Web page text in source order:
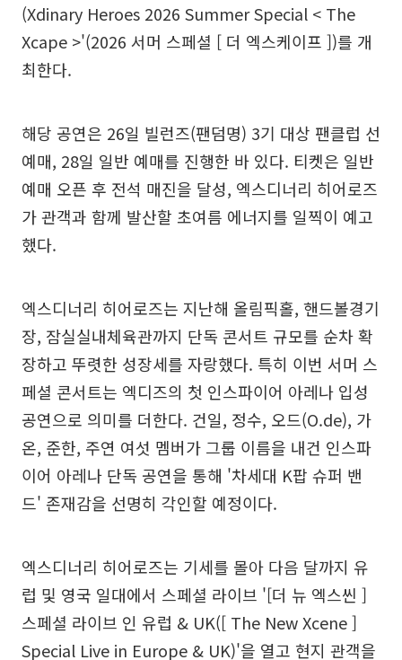
(Xdinary Heroes 2026 Summer Special < The
Xcape >'(2026 서머 스페셜 [ 더 엑스케이프 ])를 개
최한다.
해당 공연은 26일 빌런즈(팬덤명) 3기 대상 팬클럽 선
예매, 28일 일반 예매를 진행한 바 있다. 티켓은 일반
예매 오픈 후 전석 매진을 달성, 엑스디너리 히어로즈
가 관객과 함께 발산할 초여름 에너지를 일찍이 예고
했다.
엑스디너리 히어로즈는 지난해 올림픽홀, 핸드볼경기
장, 잠실실내체육관까지 단독 콘서트 규모를 순차 확
장하고 뚜렷한 성장세를 자랑했다. 특히 이번 서머 스
페셜 콘서트는 엑디즈의 첫 인스파이어 아레나 입성
공연으로 의미를 더한다. 건일, 정수, 오드(O.de), 가
온, 준한, 주연 여섯 멤버가 그룹 이름을 내건 인스파
이어 아레나 단독 공연을 통해 '차세대 K팝 슈퍼 밴
드' 존재감을 선명히 각인할 예정이다.
엑스디너리 히어로즈는 기세를 몰아 다음 달까지 유
럽 및 영국 일대에서 스페셜 라이브 '[더 뉴 엑스씬 ]
스페셜 라이브 인 유럽 & UK([ The New Xcene ]
Special Live in Europe & UK)'을 열고 현지 관객을